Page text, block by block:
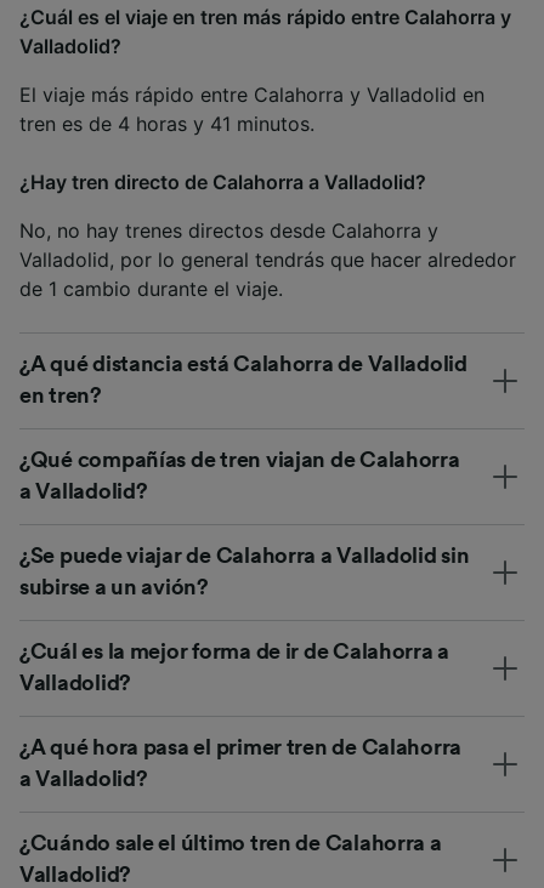
¿Cuál es el viaje en tren más rápido entre Calahorra y
Valladolid?
El viaje más rápido entre Calahorra y Valladolid en
tren es de 4 horas y 41 minutos.
¿Hay tren directo de Calahorra a Valladolid?
No, no hay trenes directos desde Calahorra y
Valladolid, por lo general tendrás que hacer alrededor
de 1 cambio durante el viaje.
¿A qué distancia está Calahorra de Valladolid
en tren?
¿Qué compañías de tren viajan de Calahorra
a Valladolid?
¿Se puede viajar de Calahorra a Valladolid sin
subirse a un avión?
¿Cuál es la mejor forma de ir de Calahorra a
Valladolid?
¿A qué hora pasa el primer tren de Calahorra
a Valladolid?
¿Cuándo sale el último tren de Calahorra a
Valladolid?